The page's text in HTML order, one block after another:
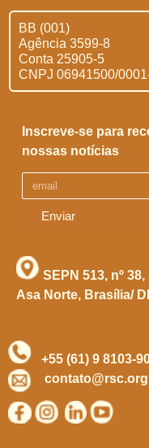
BB (001)
Agência 3599-8
Conta 25905-5
CNPJ 06941500/
Enviar
Inscreve-se para
nossas notícias
SEPN 513, nº
Asa Norte, Brasília/
+55 (61) 9 8103-